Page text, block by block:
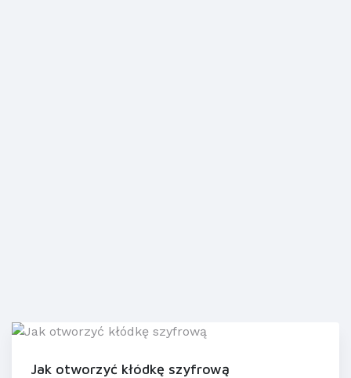
Jak otworzyć kłódkę szyfrową